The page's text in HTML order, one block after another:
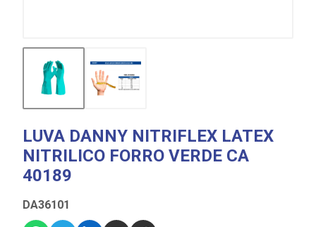
LUVA DANNY NITRIFLEX LATEX
NITRILICO FORRO VERDE CA
40189
DA36101